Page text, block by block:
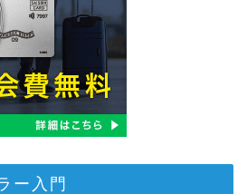
ー入門